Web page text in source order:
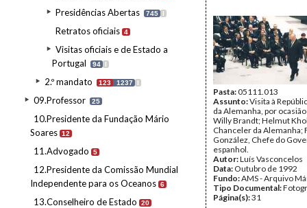
Presidências Abertas 745 I
Retratos oficiais 4
Visitas oficiais e de Estado a
Portugal
94 I
2.º mandato 123 1237 I
09.Professor 25
10.Presidente da Fundação Mário
Soares 12
11.Advogado 5
12.Presidente da Comissão Mundial
Independente para os Oceanos 6
13.Conselheiro de Estado 20
Pasta:05111.013
Assunto:Visita à
da Alemanha, por
Willy Brandt; Helmut
Chanceler da Alemanha;
González, Chefe do
espanhol.
Autor:Luís Vasconcelos
Data: Outubro de 1992
Fundo:AMS - Arquivo
Tipo Documental:
Página(s):31